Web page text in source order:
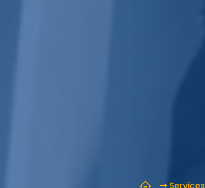
Services